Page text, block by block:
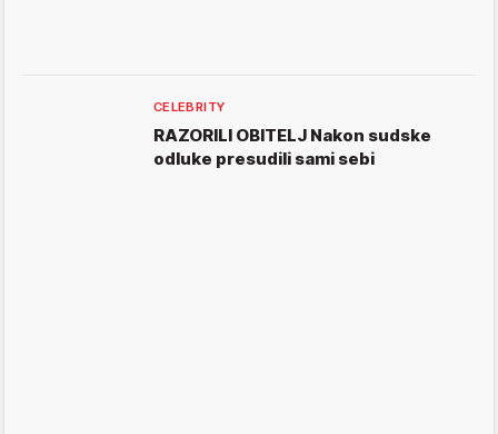
CELEBRITY
RAZORILI OBITELJ Nakon sudske
odluke presudili sami sebi